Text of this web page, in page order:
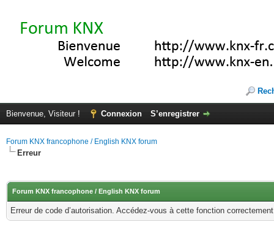
Bienvenue, Visiteur ! Connexion S’enregistrer
Forum KNX francophone / English KNX forum
Erreur
Forum KNX francophone / English KNX forum
Erreur de code d’autorisation. Accédez-vous à cette fonction